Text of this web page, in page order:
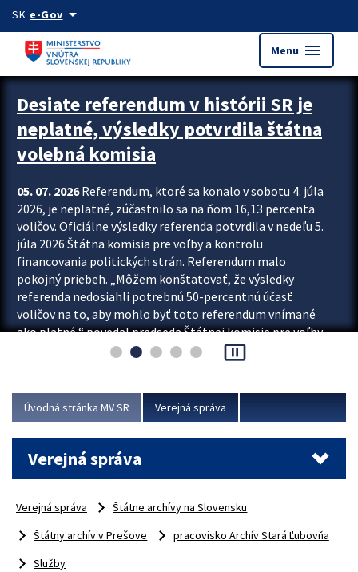
Preskocit na hlavný obsah
SK e-Govarrow_drop_down
Menu menu
Zastavit automatický posun upútavok
Desiate referendum v histórii SR je
neplatné, výsledky potvrdila štátna
volebná komisia
05. 07. 2026Referendum, ktoré sa konalo v sobotu 4. júla
2026, je neplatné, zúčastnilo sa na ňom 16,13 percenta
voličov. Oficiálne výsledky referenda potvrdila v nedeľu 5.
júla 2026 Štátna komisia pre voľby a kontrolu
financovania politických strán. Referendum malo
pokojný priebeh. „Môžem konštatovať, že výsledky
referenda nedosiahli potrebnú 50-percentnú účasť
voličov na to, aby mohlo byť toto referendum vnímané
ako platné,“ povedal predseda Štátnej komisie pre voľby
a kontrolu financovania politických...
pause_presentation
Úvodná stránka MV SR Verejná správa
Verejná správa
Verejná správa
Štátne archívy na Slovensku
Štátny archív v Prešove
pracovisko Archív Stará Ľubovňa
Služby